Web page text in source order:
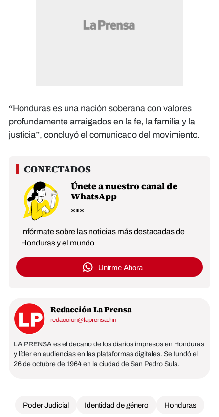
“Honduras es una nación soberana con valores
profundamente arraigados en la fe, la familia y la
justicia”, concluyó el comunicado del movimiento.
Únete a nuestro canal de
WhatsApp
Infórmate sobre las noticias más destacadas de
Honduras y el mundo.
Unirme Ahora
Redacción La Prensa
redaccion@laprensa.hn
LA PRENSA es el decano de los diarios impresos en Honduras
y líder en audiencias en las plataformas digitales. Se fundó el
26 de octubre de 1964 en la ciudad de San Pedro Sula.
Poder Judicial Identidad de género Honduras